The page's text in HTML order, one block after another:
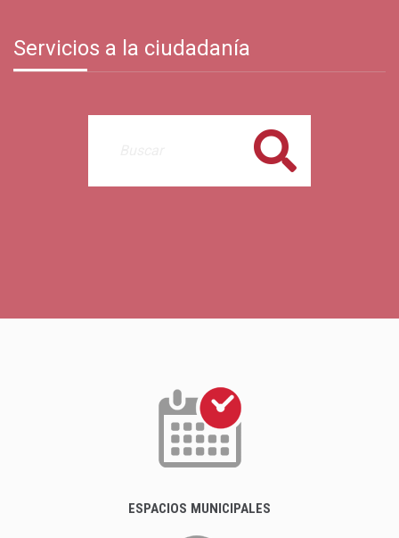
Servicios a la ciudadanía
Buscar
ESPACIOS MUNICIPALES